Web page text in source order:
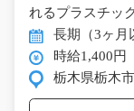
れるプラスチッ
長期（3ヶ月
時給1,400円
栃木県栃木市